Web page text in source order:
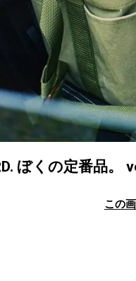
ぼくの定番品。
この